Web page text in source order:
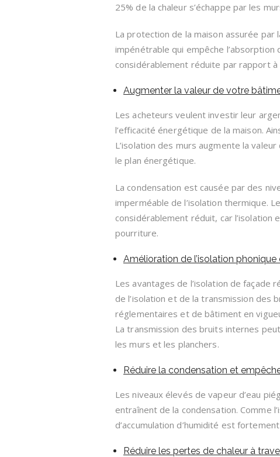
25% de la chaleur s’échappe par les
La protection de la maison assurée
impénétrable qui empêche l’absorption
considérablement réduite par rapport
Augmenter la valeur de votre
Les acheteurs veulent investir leur
l’efficacité énergétique de la maison.
L’isolation des murs augmente la
le plan énergétique.
La condensation est causée par des
imperméable de l’isolation thermique.
considérablement réduit, car l’isolation
pourriture.
Amélioration de l’isolation phonique
Les avantages de l’isolation de
de l’isolation et de la transmission
réglementaires et de bâtiment en
La transmission des bruits internes
les murs et les planchers.
Réduire la condensation et
Les niveaux élevés de vapeur d’eau
entraînent de la condensation. Comme
d’accumulation d’humidité est
Réduire les pertes de chaleur à